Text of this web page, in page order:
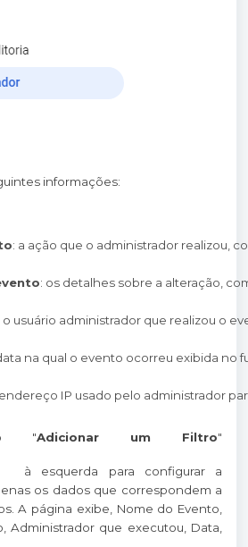
informações:
: a ação que o administrador realizou,
: os detalhes sobre a alteração,
o usuário administrador que realizou o
na qual o evento ocorreu exibida no
IP usado pelo administrador
"Adicionar um Filtro"
à esquerda para configurar a
os dados que correspondem a
A página exibe, Nome do Evento,
Administrador que executou, Data,